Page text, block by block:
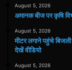
August 5, 2026
अमानक बीज पर कृषि
August 5, 2026
मीटर लगाने पहुंचे
देखें वीडियो
August 5, 2026